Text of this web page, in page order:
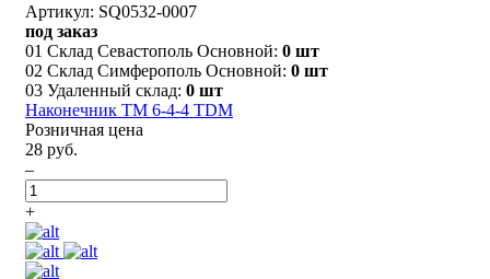
Артикул: SQ0532-0007
под заказ
01 Склад Севастополь Основной: 0 шт
02 Склад Симферополь Основной: 0 шт
03 Удаленный склад: 0 шт
Наконечник ТМ 6-4-4 TDM
Розничная цена
28 руб.
–
+